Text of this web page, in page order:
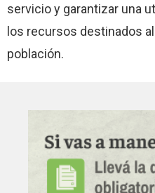
servicio y garantizar una
los recursos destinados
población.